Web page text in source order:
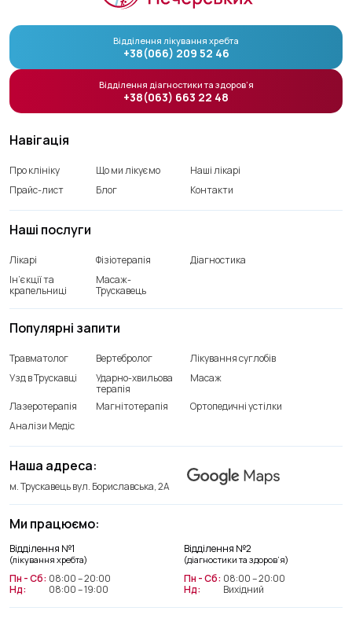
Навігація
Про клініку Що ми лікуємо
Наші лікарі
Прайс-лист
Блог Контакти
Наші послуги
Лікарі Фізіотерапія
Діагностика
Ін’єкції та
крапельниці
Масаж-
Трускавець
Ми працюємо:
Відділення №1
(лікування хребта)
Пн - Сб: 08:00 – 20:00
Нд:
08:00 – 19:00
Відділення №2
(діагностики та здоров’я)
Пн - Сб: 08:00 – 20:00
Нд:
Вихідний
Наша адреса:
м. Трускавець вул. Бориславська, 2А
Популярні запити
Травматолог Вертебролог
Лікування суглобів
Узд в Трускавці
Ударно-хвильова
терапія
Масаж
Лазеротерапія Магнітотерапія
Ортопедичні устілки
Аналізи Медіс
Відділення лікування хребта
+38(066) 209 52 46
Відділення діагностики та здоров’я
+38(063) 663 22 48
+38(066) 209 52 46
Відділення діагностики та
здоров’я